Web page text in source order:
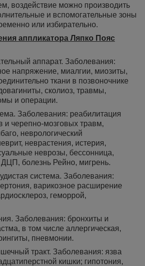
воздействие можно производить
и вспомогательные зоны
или избирательно.
аппликатора Ляпко Пояс
аппарат. Заболевания:
напряжение, миалгии, миозиты,
ткани в позвоночнике
сколиоз, травмы,
и операции.
Заболевания: реабилитация
и черепно-мозговых травм,
неврологический
неврастения, истерия,
неврозы, бессонница,
ДЦП, болезнь Рейно, мигрень.
система. Заболевания:
варикозное расширение
геморрой,
Заболевания: бронхиты и
в том числе аллергическая,
пневмонии.
тракт. Заболевания: язва
кишки; гипотония,